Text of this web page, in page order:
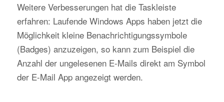
Weitere Verbesserungen hat die Taskleiste
erfahren: Laufende Windows Apps haben jetzt die
Möglichkeit kleine Benachrichtigungssymbole
(Badges) anzuzeigen, so kann zum Beispiel die
Anzahl der ungelesenen E-Mails direkt am Symbol
der E-Mail App angezeigt werden.